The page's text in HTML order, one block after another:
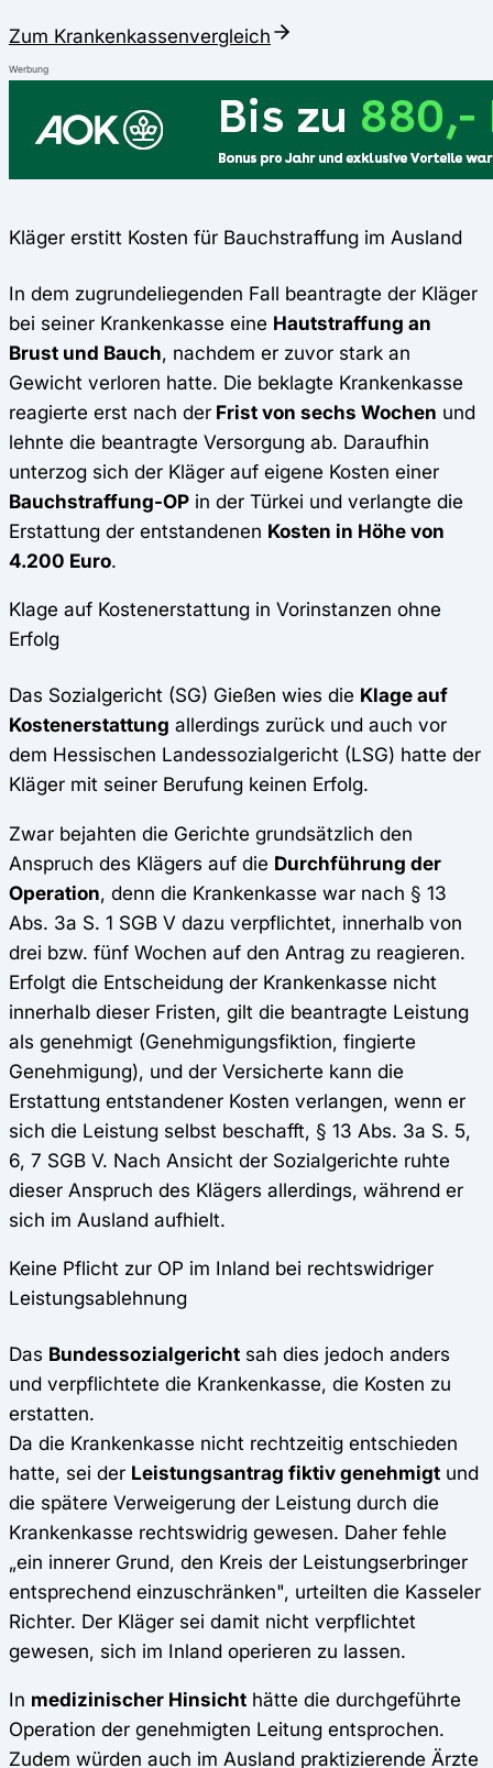
Zum Krankenkassenvergleich
Werbung
Kläger erstitt Kosten für Bauchstraffung im Ausland
In dem zugrundeliegenden Fall beantragte der Kläger
bei seiner Krankenkasse eine Hautstraffung an
Brust und Bauch, nachdem er zuvor stark an
Gewicht verloren hatte. Die beklagte Krankenkasse
reagierte erst nach der Frist von sechs Wochen und
lehnte die beantragte Versorgung ab. Daraufhin
unterzog sich der Kläger auf eigene Kosten einer
Bauchstraffung-OP in der Türkei und verlangte die
Erstattung der entstandenen Kosten in Höhe von
4.200 Euro.
Klage auf Kostenerstattung in Vorinstanzen ohne
Erfolg
Das Sozialgericht (SG) Gießen wies die Klage auf
Kostenerstattung allerdings zurück und auch vor
dem Hessischen Landessozialgericht (LSG) hatte der
Kläger mit seiner Berufung keinen Erfolg.
Zwar bejahten die Gerichte grundsätzlich den
Anspruch des Klägers auf die Durchführung der
Operation, denn die Krankenkasse war nach § 13
Abs. 3a S. 1 SGB V dazu verpflichtet, innerhalb von
drei bzw. fünf Wochen auf den Antrag zu reagieren.
Erfolgt die Entscheidung der Krankenkasse nicht
innerhalb dieser Fristen, gilt die beantragte Leistung
als genehmigt (Genehmigungsfiktion, fingierte
Genehmigung), und der Versicherte kann die
Erstattung entstandener Kosten verlangen, wenn er
sich die Leistung selbst beschafft, § 13 Abs. 3a S. 5,
6, 7 SGB V. Nach Ansicht der Sozialgerichte ruhte
dieser Anspruch des Klägers allerdings, während er
sich im Ausland aufhielt.
Keine Pflicht zur OP im Inland bei rechtswidriger
Leistungsablehnung
Das Bundessozialgericht sah dies jedoch anders
und verpflichtete die Krankenkasse, die Kosten zu
erstatten.
Da die Krankenkasse nicht rechtzeitig entschieden
hatte, sei der Leistungsantrag fiktiv genehmigt und
die spätere Verweigerung der Leistung durch die
Krankenkasse rechtswidrig gewesen. Daher fehle
„ein innerer Grund, den Kreis der Leistungserbringer
entsprechend einzuschränken", urteilten die Kasseler
Richter. Der Kläger sei damit nicht verpflichtet
gewesen, sich im Inland operieren zu lassen.
In medizinischer Hinsicht hätte die durchgeführte
Operation der genehmigten Leitung entsprochen.
Zudem würden auch im Ausland praktizierende Ärzte